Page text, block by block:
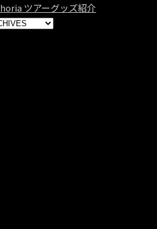
ツアーグッズ紹介